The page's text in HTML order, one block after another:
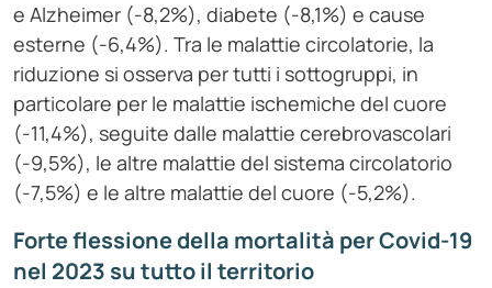
e Alzheimer (-8,2%), diabete (-8,1%) e cause
esterne (-6,4%). Tra le malattie circolatorie, la
riduzione si osserva per tutti i sottogruppi, in
particolare per le malattie ischemiche del cuore
(-11,4%), seguite dalle malattie cerebrovascolari
(-9,5%), le altre malattie del sistema circolatorio
(-7,5%) e le altre malattie del cuore (-5,2%).
Forte flessione della mortalità per Covid-19
nel 2023 su tutto il territorio